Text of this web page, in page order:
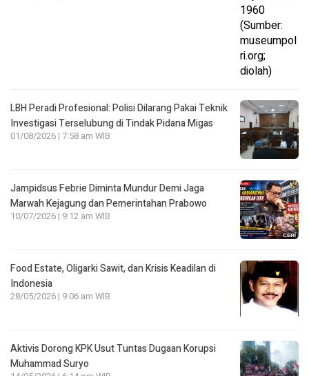
LBH Peradi Profesional: Polisi Dilarang Pakai Teknik
Investigasi Terselubung di Tindak Pidana Migas
01/08/2026 | 7:58 am WIB
Jampidsus Febrie Diminta Mundur Demi Jaga
Marwah Kejagung dan Pemerintahan Prabowo
10/07/2026 | 9:12 am WIB
Food Estate, Oligarki Sawit, dan Krisis Keadilan di
Indonesia
28/05/2026 | 9:06 am WIB
Aktivis Dorong KPK Usut Tuntas Dugaan Korupsi
Muhammad Suryo